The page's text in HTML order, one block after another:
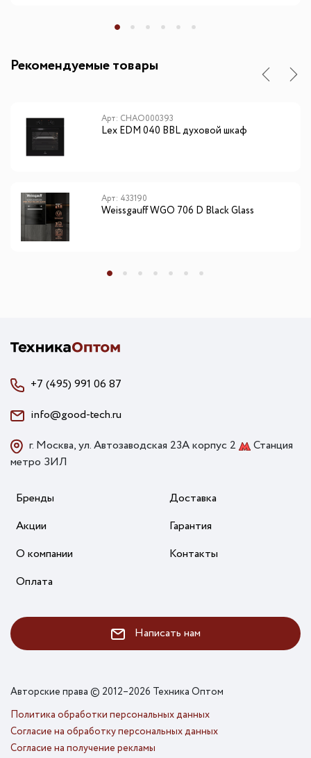
Рекомендуемые товары
Арт: CHAO000393
Lex EDM 040 BBL духовой шкаф
Арт: 433190
Weissgauff WGO 706 D Black Glass
+7 (495) 991 06 87
info@good-tech.ru
г. Москва, ул. Автозаводская 23А корпус 2
Станция
метро ЗИЛ
Бренды
Акции
О компании
Оплата
Доставка
Гарантия
Контакты
Написать нам
Авторские права © 2012–2026 Техника Оптом
Политика обработки персональных данных
Согласие на обработку персональных данных
Согласие на получение рекламы